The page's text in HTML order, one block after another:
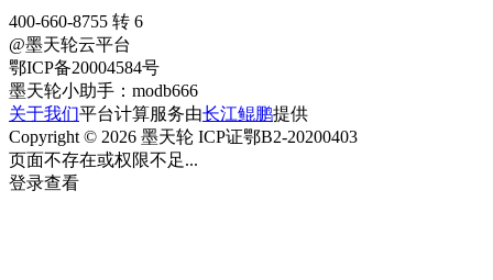
400-660-8755 转 6
@墨天轮云平台
鄂ICP备20004584号
墨天轮小助手：modb666
关于我们平台计算服务由长江鲲鹏提供
Copyright © 2026 墨天轮 ICP证鄂B2-20200403
页面不存在或权限不足...
登录查看